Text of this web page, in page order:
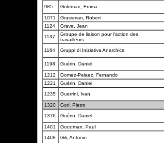
985 Goldman, Emma
1071
Grassman, Robert
1124
Grave, Jean
1137
Groupe de liaison pour l'action des
travailleurs
1164 Gruppi di Iniziativa Anarchica
1198 Guérin, Daniel
1212 Gomez-Pelaez, Fernando
1221
Guérin, Daniel
1235
Guerrini, Ivan
1320 Gori, Pietro
1376
Guérin, Daniel
1401
Goodman, Paul
1408
Gili, Antonio